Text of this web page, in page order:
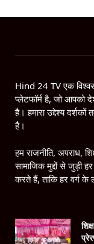
Hind 24 TV एक
प्लेटफॉर्म है, जो आपको
है। हमारा उद्देश्य
है।
हम राजनीति, अपराध,
सामाजिक मुद्दों से जुड़ी
करते हैं, ताकि हर वर्ग